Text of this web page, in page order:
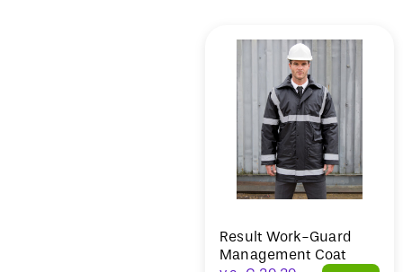
Result Work-Guard
Management Coat